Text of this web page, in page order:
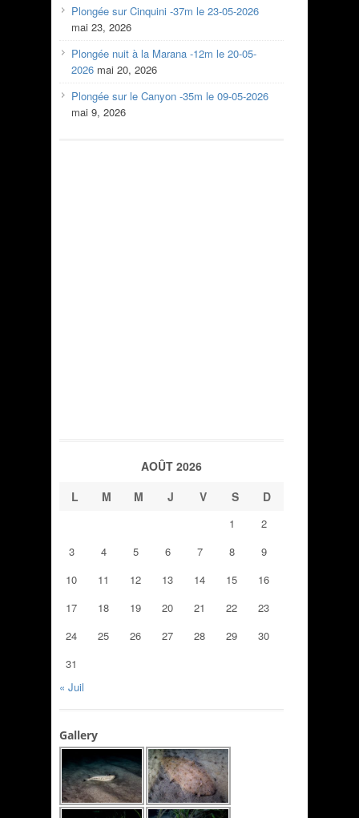
Plongée sur Cinquini -37m le 23-05-2026
mai 23, 2026
Plongée nuit à la Marana -12m le 20-05-
2026 mai 20, 2026
Plongée sur le Canyon -35m le 09-05-2026
mai 9, 2026
AOÛT 2026
L
M M J V S D
1
2
3
4 5 6 7 8
9
10
11 12 13 14 15
16
17
18 19 20 21 22
23
24
25 26 27 28 29
30
31
« Juil
Gallery